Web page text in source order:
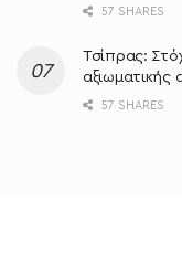
57 SHARES
Τσίπρας:
αξιωματικής
57 SHARES